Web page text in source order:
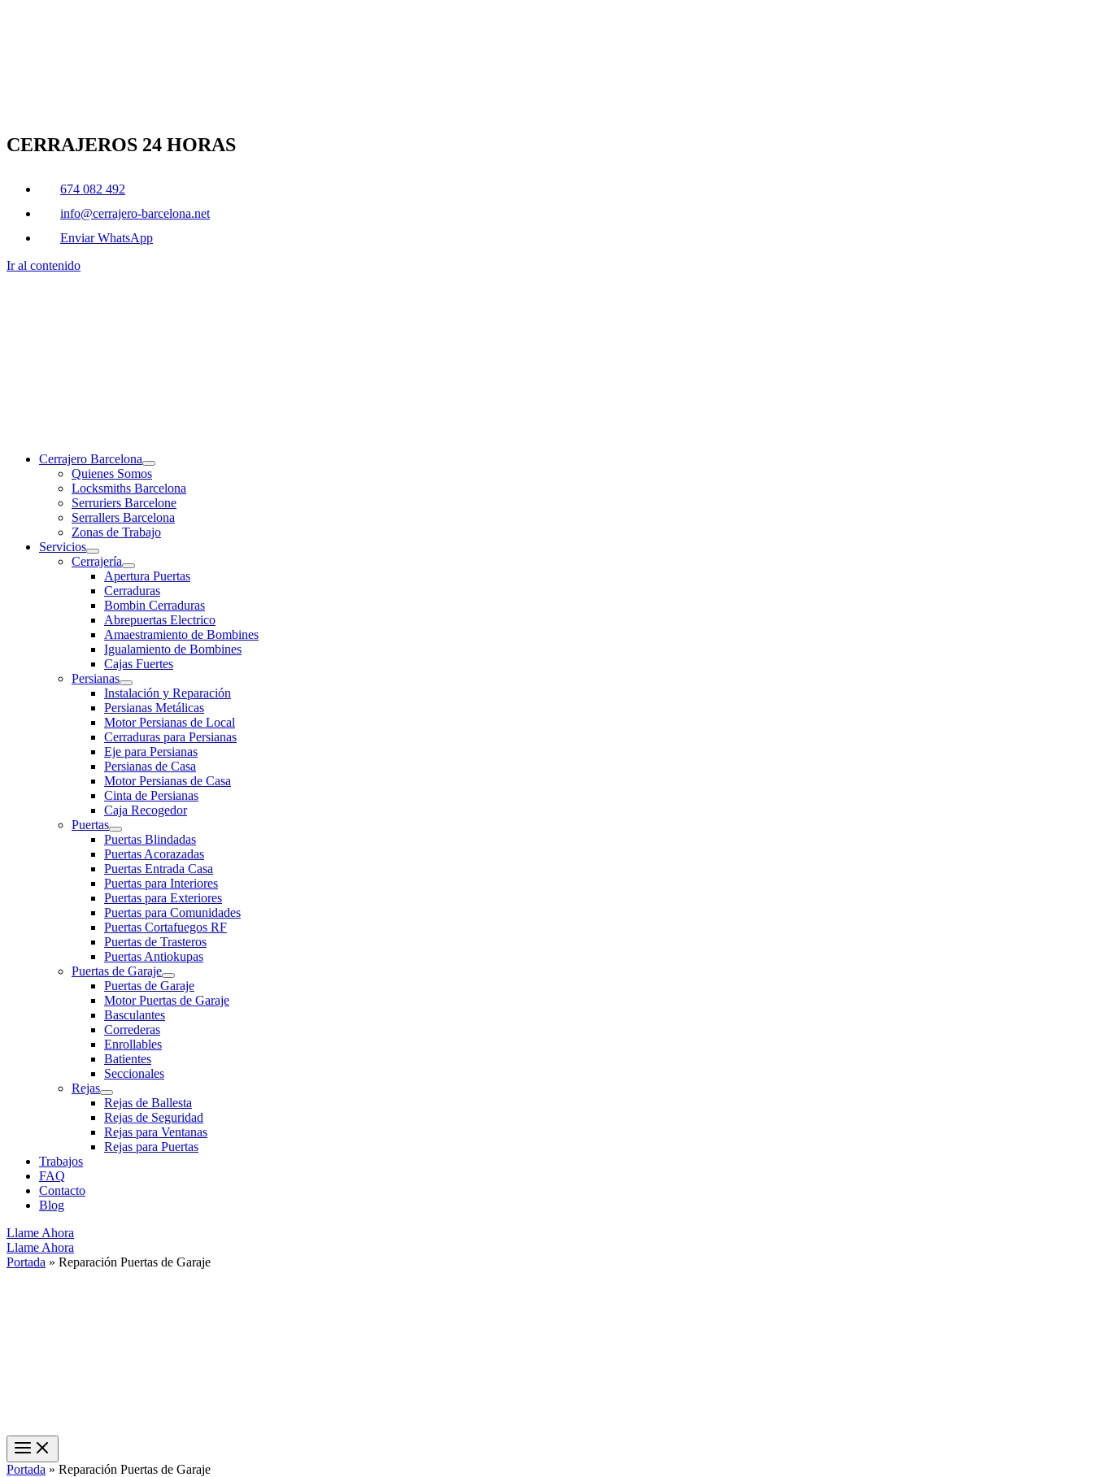
CERRAJEROS 24 HORAS
674 082 492
info@cerrajero-barcelona.net
Enviar WhatsApp
Ir al contenido
Cerrajero Barcelona
Quienes Somos
Locksmiths Barcelona
Serruriers Barcelone
Serrallers Barcelona
Zonas de Trabajo
Servicios
Cerrajería
Apertura Puertas
Cerraduras
Bombin Cerraduras
Abrepuertas Electrico
Amaestramiento de Bombines
Igualamiento de Bombines
Cajas Fuertes
Persianas
Instalación y Reparación
Persianas Metálicas
Motor Persianas de Local
Cerraduras para Persianas
Eje para Persianas
Persianas de Casa
Motor Persianas de Casa
Cinta de Persianas
Caja Recogedor
Puertas
Puertas Blindadas
Puertas Acorazadas
Puertas Entrada Casa
Puertas para Interiores
Puertas para Exteriores
Puertas para Comunidades
Puertas Cortafuegos RF
Puertas de Trasteros
Puertas Antiokupas
Puertas de Garaje
Puertas de Garaje
Motor Puertas de Garaje
Basculantes
Correderas
Enrollables
Batientes
Seccionales
Rejas
Rejas de Ballesta
Rejas de Seguridad
Rejas para Ventanas
Rejas para Puertas
Trabajos
FAQ
Contacto
Blog
Llame Ahora
Llame Ahora
Portada » Reparación Puertas de Garaje
Portada » Reparación Puertas de Garaje